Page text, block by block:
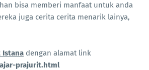
bisa memberi manfaat untuk anda
juga cerita cerita menarik lainya,
Istana dengan alamat link
prajurit.html